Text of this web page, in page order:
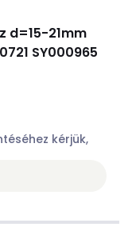
d=15-21mm
SY000965
kérjük,